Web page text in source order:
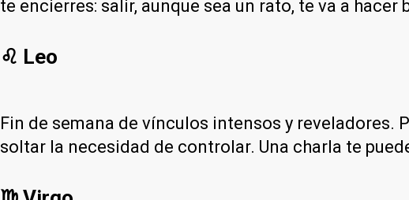
te encierres: salir, aunque sea un rato, te va a hacer
♌ Leo
Fin de semana de vínculos intensos y reveladores.
soltar la necesidad de controlar. Una charla te